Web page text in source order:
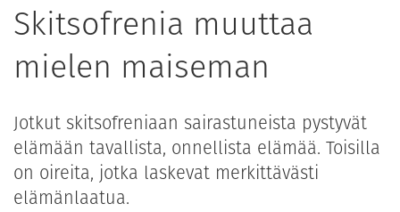
Skitsofrenia muuttaa
mielen maiseman
Jotkut skitsofreniaan sairastuneista pystyvät
elämään tavallista, onnellista elämää. Toisilla
on oireita, jotka laskevat merkittävästi
elämänlaatua.